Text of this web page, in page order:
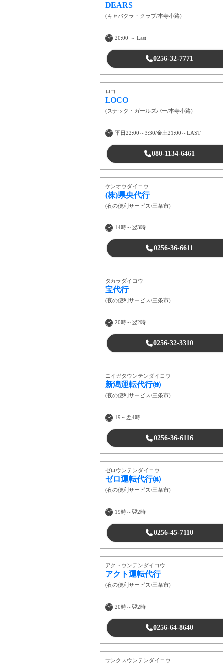
DEARS
(キャバクラ・クラブ/本寺小路)
20:00 ～ Last
0256-32-7771
ロコ
LOCO
(スナック・ガールズバー/本寺小路)
平日22:00～3:30/金土21:00～LAST
080-1134-6461
ケンオウダイコウ
(株)県央代行
(夜の便利サービス/三条市)
14時～翌3時
0256-36-6611
タカラダイコウ
宝代行
(夜の便利サービス/三条市)
20時～翌2時
0256-32-3310
ニイガタウンテンダイコウ
新潟運転代行㈱
(夜の便利サービス/三条市)
19～翌4時
0256-36-6116
ゼロウンテンダイコウ
ゼロ運転代行㈱
(夜の便利サービス/三条市)
19時～翌2時
0256-45-7110
アクトウンテンダイコウ
アクト運転代行
(夜の便利サービス/三条市)
20時～翌2時
0256-64-8640
サンクスウンテンダイコウ